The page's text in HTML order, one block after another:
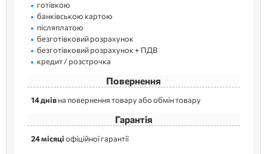
готівкою
банківською картою
післяплатою
безготівковий розрахунок
безготівковий розрахунок + ПДВ
кредит / розстрочка
Повернення
14 днівна повернення товару або обмін товару
Гарантія
24 місяціофіційної гарантії